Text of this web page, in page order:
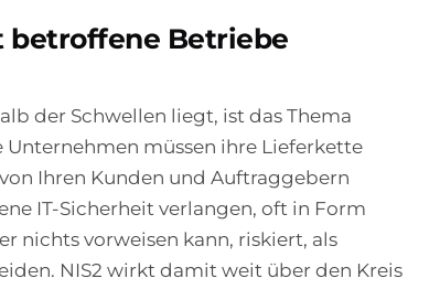
Betriebe
der Schwellen liegt, ist das Thema
müssen ihre Lieferkette
Ihren Kunden und Auftraggebern
IT-Sicherheit verlangen, oft in Form
nichts vorweisen kann, riskiert, als
NIS2 wirkt damit weit über den Kreis